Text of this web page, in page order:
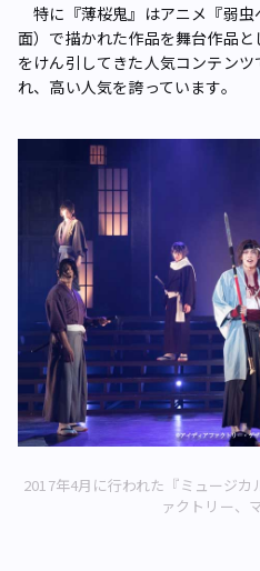
特に『薄桜鬼』はアニメ『弱
面）で描かれた作品を舞台作品と
をけん引してきた人気コンテン
れ、高い人気を誇っています。
2017年4月に行われた『ミュージ
ァクトリー、